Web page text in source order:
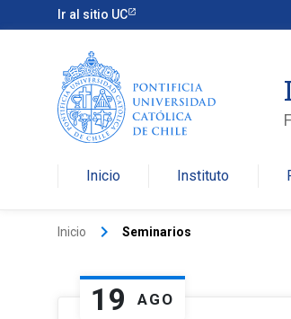
Ir al sitio UC
Inicio Instituto
Inicio keyboard_arrow_right Seminarios
19 AGO